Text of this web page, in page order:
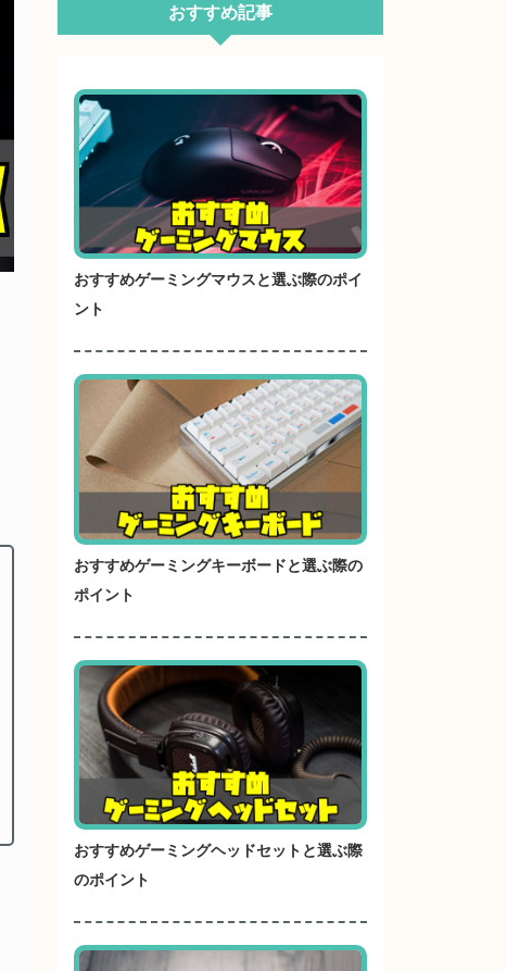
おすすめ記事
おすすめゲーミングマウスと選ぶ際のポイ
ント
おすすめゲーミングキーボードと選ぶ際の
ポイント
おすすめゲーミングヘッドセットと選ぶ際
のポイント